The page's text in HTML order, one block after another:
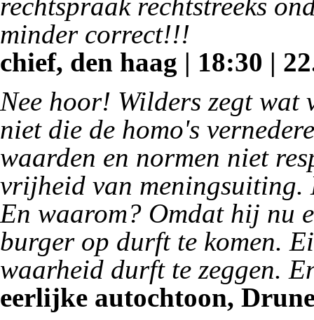
minder correct!!!
chief, den haag | 18:30 |
Nee hoor! Wilders zegt wat
niet die de homo's
waarden en normen niet
vrijheid van
En waarom? Omdat hij nu
burger op durft te komen.
waarheid durft te zeggen.
eerlijke autochtoon,